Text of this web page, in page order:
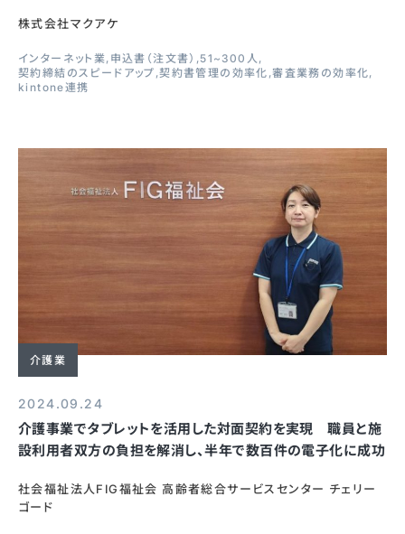
株式会社マクアケ
インターネット業 申込書（注文書） 51~300人
契約締結のスピードアップ 契約書管理の効率化 審査業務の効率化
kintone連携
介護業
2024.09.24
介護事業でタブレットを活用した対面契約を実現 職員と施
設利用者双方の負担を解消し、半年で数百件の電子化に成功
社会福祉法人FIG福祉会 高齢者総合サービスセンター チェリー
ゴード